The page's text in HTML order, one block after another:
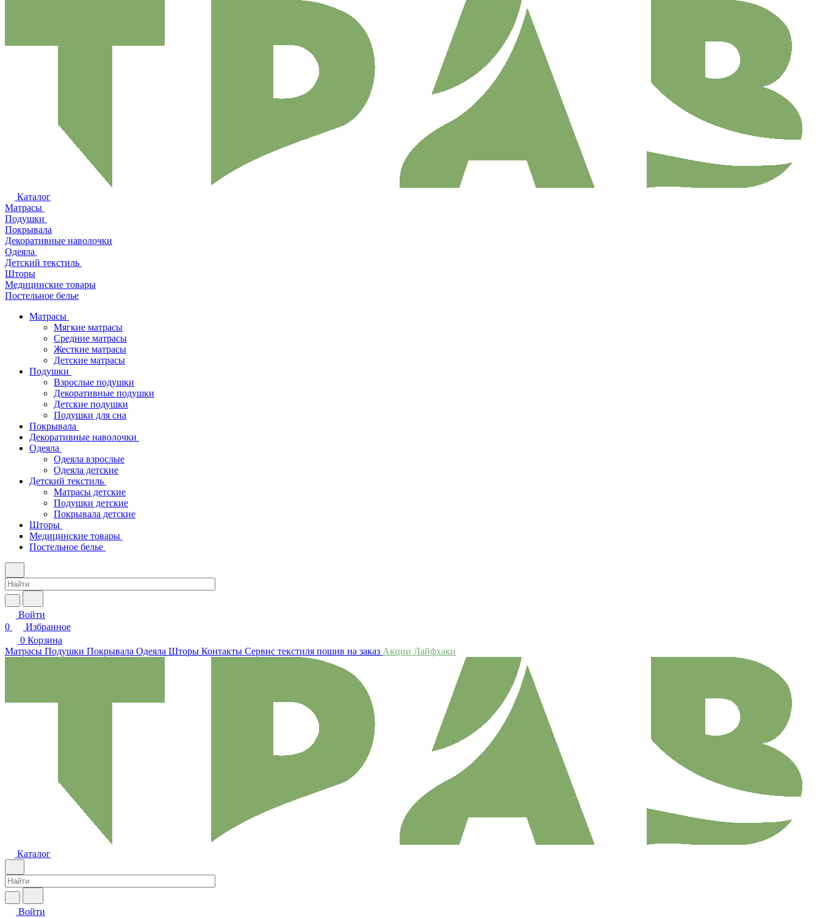
Каталог
Матрасы
Подушки
Покрывала
Декоративные наволочки
Одеяла
Детский текстиль
Шторы
Медицинские товары
Постельное белье
Матрасы
Мягкие матрасы
Средние матрасы
Жесткие матрасы
Детские матрасы
Подушки
Взрослые подушки
Декоративные подушки
Детские подушки
Подушки для сна
Покрывала
Декоративные наволочки
Одеяла
Одеяла взрослые
Одеяла детские
Детский текстиль
Матрасы детские
Подушки детские
Покрывала детские
Шторы
Медицинские товары
Постельное белье
Войти
0
Избранное
0 Корзина
Матрасы Подушки Покрывала Одеяла Шторы Контакты Сервис текстиля пошив на заказ Акции Лайфхаки
Каталог
Войти